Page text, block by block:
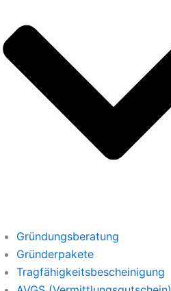
Gründungsberatung
Gründerpakete
Tragfähigkeitsbescheinigung